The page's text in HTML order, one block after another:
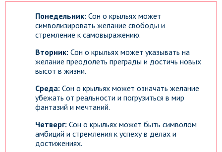
Понедельник: Сон о крыльях может
символизировать желание свободы и
стремление к самовыражению.
Вторник: Сон о крыльях может указывать на
желание преодолеть преграды и достичь новых
высот в жизни.
Среда: Сон о крыльях может означать желание
убежать от реальности и погрузиться в мир
фантазий и мечтаний.
Четверг: Сон о крыльях может быть символом
амбиций и стремления к успеху в делах и
достижениях.